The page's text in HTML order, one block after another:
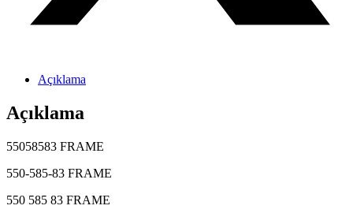
Açıklama
Açıklama
55058583 FRAME
550-585-83 FRAME
550 585 83 FRAME